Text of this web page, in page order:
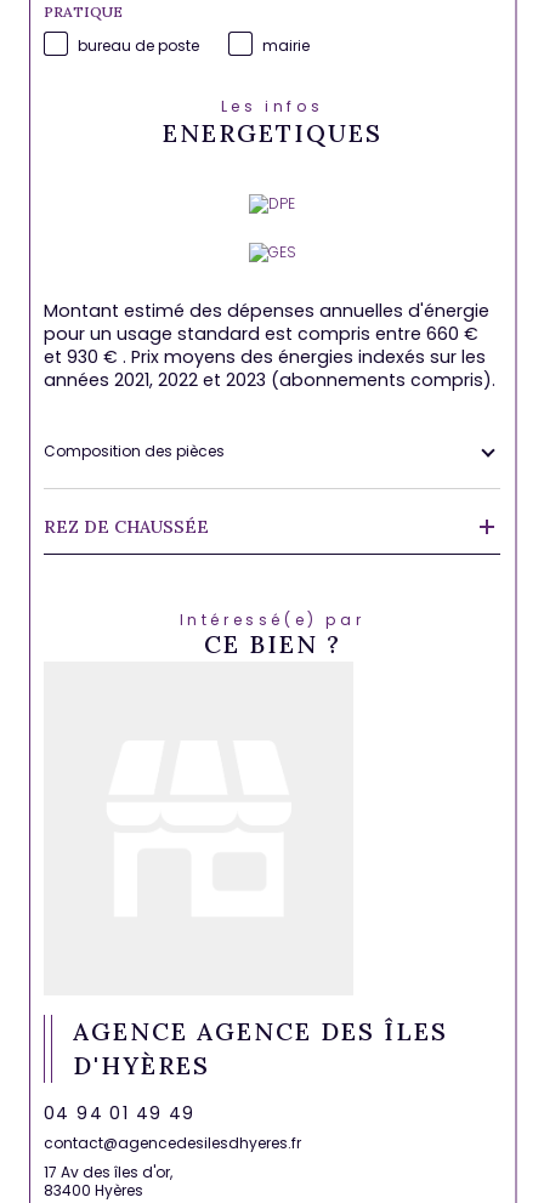
PRATIQUE
bureau de poste mairie
Les infos
ENERGETIQUES
Montant estimé des dépenses annuelles d'énergie
pour un usage standard est compris entre 660 €
et 930 € . Prix moyens des énergies indexés sur les
années 2021, 2022 et 2023 (abonnements compris).
Composition des pièces
REZ DE CHAUSSÉE
Intéressé(e) par
CE BIEN ?
AGENCE AGENCE DES ÎLES
D'HYÈRES
04 94 01 49 49
contact@agencedesilesdhyeres.fr
17 Av des îles d'or,
83400 Hyères